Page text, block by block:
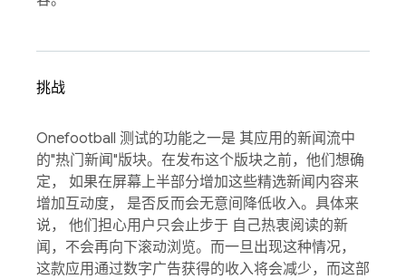
挑战
Onefootball 测试的功能之一是 其应用的新闻流中
的"热门新闻"版块。在发布这个版块之前，他们想确
定， 如果在屏幕上半部分增加这些精选新闻内容来
增加互动度， 是否反而会无意间降低收入。具体来
说， 他们担心用户只会止步于 自己热衷阅读的新
闻，不会再向下滚动浏览。而一旦出现这种情况，
这款应用通过数字广告获得的收入将会减少，而这部